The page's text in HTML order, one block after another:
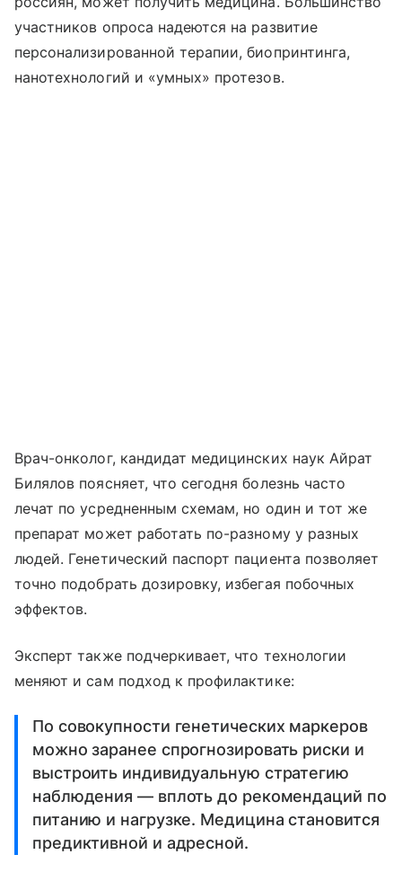
участников опроса надеются на развитие
персонализированной терапии, биопринтинга,
нанотехнологий и «умных» протезов.
Врач-онколог, кандидат медицинских наук Айрат
Билялов поясняет, что сегодня болезнь часто
лечат по усредненным схемам, но один и тот же
препарат может работать по-разному у разных
людей. Генетический паспорт пациента позволяет
точно подобрать дозировку, избегая побочных
эффектов.
Эксперт также подчеркивает, что технологии
меняют и сам подход к профилактике:
По совокупности генетических маркеров
можно заранее спрогнозировать риски и
выстроить индивидуальную стратегию
наблюдения — вплоть до рекомендаций по
питанию и нагрузке. Медицина становится
предиктивной и адресной.